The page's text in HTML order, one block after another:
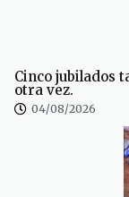
Cinco jubilados
otra vez.
04/08/2026